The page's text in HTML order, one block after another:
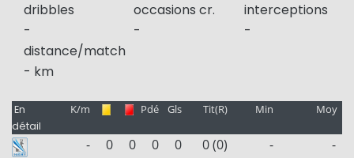
dribbles
-
occasions cr.
-
interceptions
-
distance/match
- km
En
détail
K/m Pdé Gls Tit(R) Min Moy
- 0 0 0 0 0 (0) - -